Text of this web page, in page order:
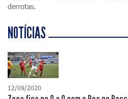
derrotas.
NOTÍCIAS
12/09/2020